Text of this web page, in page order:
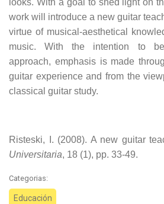
looks. With a goal to shed light on
work will introduce a new guitar
virtue of musical-aesthetical
music. With the intention to
approach, emphasis is made
guitar experience and from the
classical guitar study.
Risteski, I. (2008). A new guitar
Universitaria, 18 (1), pp. 33-49.
Categorias:
Educación